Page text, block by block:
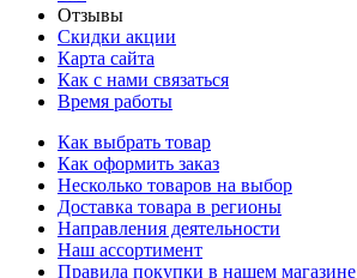
Отзывы
Скидки акции
Карта сайта
Как с нами связаться
Время работы
Как выбрать товар
Как оформить заказ
Несколько товаров на выбор
Доставка товара в регионы
Направления деятельности
Наш ассортимент
Правила покупки в нашем магазине